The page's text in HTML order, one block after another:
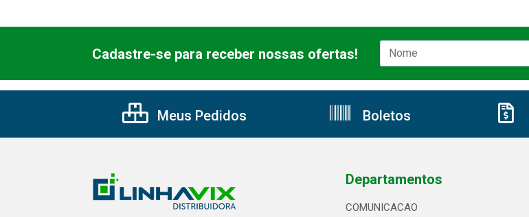
Cadastre-se para receber nossas ofertas!
Meus Pedidos Boletos
Departamentos
COMUNICACAO